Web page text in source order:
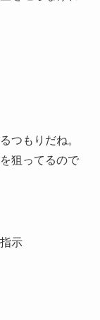
つもりだね。
狙ってるので
示